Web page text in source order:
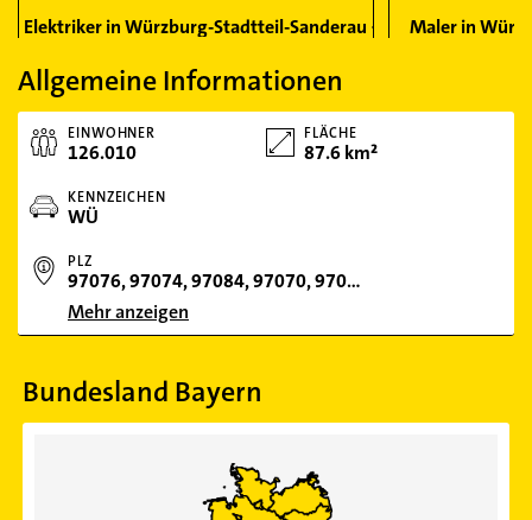
Elektriker in Würzburg-Stadtteil-Sanderau Maler in
Allgemeine Informationen
EINWOHNER
126.010
FLÄCHE
87.6 km²
KENNZEICHEN
WÜ
PLZ
97076, 97074, 97084, 97070, 97080, 97082, 97078, 97072, 97018
Mehr anzeigen
Bundesland Bayern